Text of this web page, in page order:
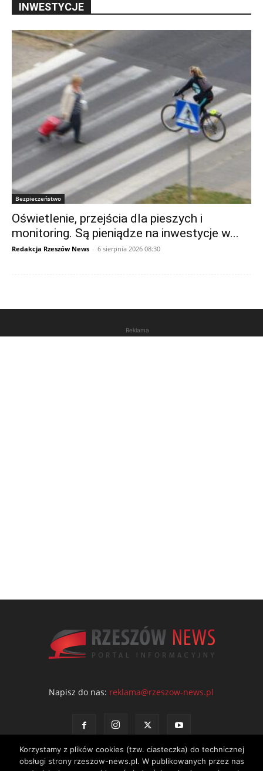
INWESTYCJE
Bezpieczeństwo
Oświetlenie, przejścia dla pieszych i
monitoring. Są pieniądze na inwestycje w...
Redakcja Rzeszów News - 6 sierpnia 2026 08:30
Reklama
Napisz do nas: reklama@rzeszow-news.pl
Korzystamy z plików cookies (tzw. ciasteczka) do technicznej
obsługi strony rzeszow-news.pl. W publikowanych przez nas